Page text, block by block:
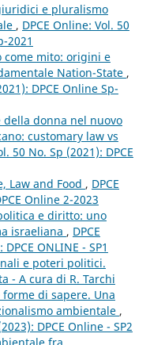
e pluralismo
, DPCE Online: Vol. 50
2021
come mito: origini e
Nation-State ,
DPCE Online Sp-
della donna nel nuovo
customary law vs
50 No. Sp (2021): DPCE
Law and Food , DPCE
Online 2-2023
e diritto: uno
israeliana , DPCE
ONLINE - SP1
e poteri politici.
- A cura di R. Tarchi
di sapere. Una
ambientale ,
DPCE Online - SP2